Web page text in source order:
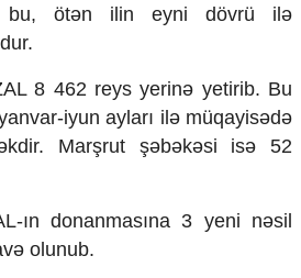
bu, ötən ilin eyni dövrü ilə
8 462 reys yerinə yetirib. Bu
iyun ayları ilə müqayisədə
Marşrut şəbəkəsi isə 52
ın donanmasına 3 yeni nəsil
olunub.